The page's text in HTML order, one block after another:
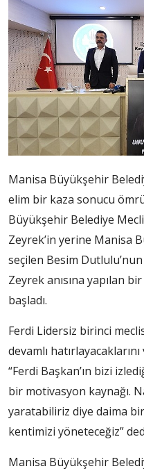
Manisa Büyükşehir
elim bir kaza sonucu
Büyükşehir Belediye
Zeyrek’in yerine Manisa
seçilen Besim
Zeyrek anısına yapılan
başladı.
Ferdi Lidersiz birinci
devamlı
“Ferdi Başkan’ın bizi
bir motivasyon kaynağı.
yaratabiliriz diye daima
kentimizi yöneteceğiz”
Manisa Büyükşehir